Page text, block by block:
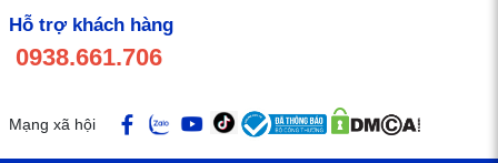
Hỗ trợ khách hàng
0938.661.706
Mạng xã hội